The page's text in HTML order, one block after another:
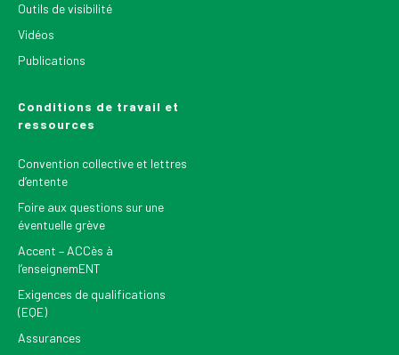
Outils de visibilité
Vidéos
Publications
Conditions de travail et
ressources
Convention collective et lettres
d’entente
Foire aux questions sur une
éventuelle grève
Accent – ACCès à
l’enseignemENT
Exigences de qualifications
(EQE)
Assurances